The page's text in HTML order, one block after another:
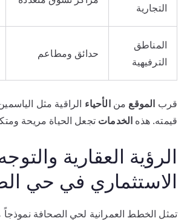
التجارية
المناطق
الترفيهية
حدائق ومطاعم
قرب الموقع منالأحياء الراقية مثل
قيمته. هذه الخدمات تجعل الحياة مريحة
الرؤية العقارية
الاستثماري في حي
تمثل الخطط العمرانية لحي الصحافة نموذجاً